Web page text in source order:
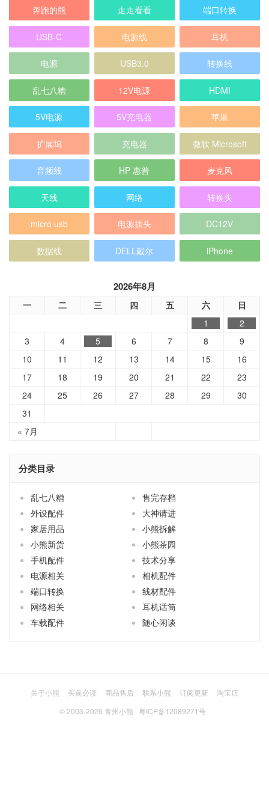
奔跑的熊 走走看看 端口转换
USB-C 电源线 耳机
电源 USB3.0 转换线
乱七八糟 12V电源 HDMI
5V电源 5V充电器 苹果
扩展坞 充电器 微软 Microsoft
音频线 HP 惠普 麦克风
天线 网络 转换头
micro usb 电源插头 DC12V
数据线 DELL戴尔 iPhone
2026年8月
一 二 三 四 五 六 日
« 7月
1
2
3
4 5 6 7 8
9
10
11 12 13 14 15
16
17
18 19 20 21 22
23
24
25 26 27 28 29
30
31
分类目录
乱七八糟
售完存档
外设配件
大神请进
家居用品
小熊拆解
小熊新货
小熊茶园
手机配件
技术分享
电源相关
相机配件
端口转换
线材配件
网络相关
耳机话筒
车载配件
随心闲谈
关于小熊 买前必读 商品售后 联系小熊 订阅更新
淘宝店
© 2003-2026 青州小熊 粤ICP备12089271号